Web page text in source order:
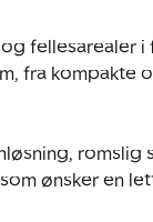
fellesarealer i
fra kompakte
ønsker en